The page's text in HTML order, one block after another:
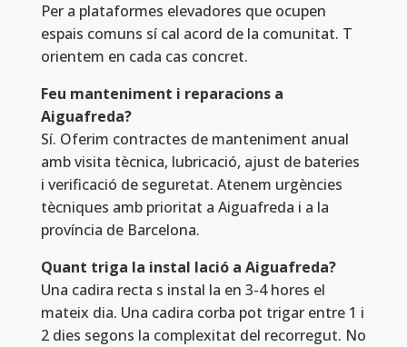
Per a plataformes elevadores que ocupen
espais comuns sí cal acord de la comunitat. T
orientem en cada cas concret.
Feu manteniment i reparacions a
Aiguafreda?
Sí. Oferim contractes de manteniment anual
amb visita tècnica, lubricació, ajust de bateries
i verificació de seguretat. Atenem urgències
tècniques amb prioritat a Aiguafreda i a la
província de Barcelona.
Quant triga la instal lació a Aiguafreda?
Una cadira recta s instal la en 3-4 hores el
mateix dia. Una cadira corba pot trigar entre 1 i
2 dies segons la complexitat del recorregut. No